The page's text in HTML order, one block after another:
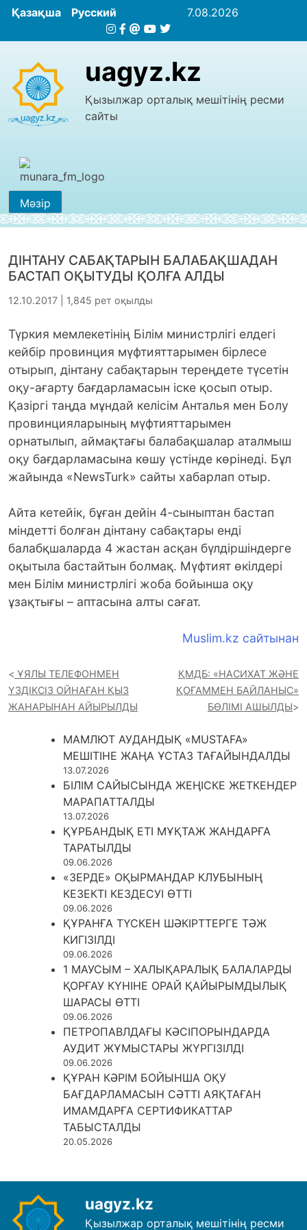
Қазақша Русский 7.08.2026
uagyz.kz
Қызылжар орталық мешітінің ресми
сайты
Мәзір
ДІНТАНУ САБАҚТАРЫН БАЛАБАҚШАДАН
БАСТАП ОҚЫТУДЫ ҚОЛҒА АЛДЫ
12.10.2017 | 1,845 рет оқылды
Түркия мемлекетінің Білім министрлігі елдегі
кейбір провинция мүфтияттарымен бірлесе
отырып, дінтану сабақтарын тереңдете түсетін
оқу-ағарту бағдарламасын іске қосып отыр.
Қазіргі таңда мұндай келісім Анталья мен Болу
провинцияларының мүфтияттарымен
орнатылып, аймақтағы балабақшалар аталмыш
оқу бағдарламасына көшу үстінде көрінеді. Бұл
жайында «NewsTurk» сайты хабарлап отыр.
Айта кетейік, бұған дейін 4-сыныптан бастап
міндетті болған дінтану сабақтары енді
балабқшаларда 4 жастан асқан бүлдіршіндерге
оқытыла бастайтын болмақ. Мүфтият өкілдері
мен Білім министрлігі жоба бойынша оқу
ұзақтығы – аптасына алты сағат.
Muslim.kz сайтынан
ҰЯЛЫ ТЕЛЕФОНМЕН
ҮЗДІКСІЗ ОЙНАҒАН ҚЫЗ
ЖАНАРЫНАН АЙЫРЫЛДЫ
ҚМДБ: «НАСИХАТ ЖӘНЕ
ҚОҒАММЕН БАЙЛАНЫС»
БӨЛІМІ АШЫЛДЫ
МАМЛЮТ АУДАНДЫҚ «MUSTAFA»
МЕШІТІНЕ ЖАҢА ҰСТАЗ ТАҒАЙЫНДАЛДЫ
13.07.2026
БІЛІМ САЙЫСЫНДА ЖЕҢІСКЕ ЖЕТКЕНДЕР
МАРАПАТТАЛДЫ
13.07.2026
ҚҰРБАНДЫҚ ЕТІ МҰҚТАЖ ЖАНДАРҒА
ТАРАТЫЛДЫ
09.06.2026
«ЗЕРДЕ» ОҚЫРМАНДАР КЛУБЫНЫҢ
КЕЗЕКТІ КЕЗДЕСУІ ӨТТІ
09.06.2026
ҚҰРАНҒА ТҮСКЕН ШӘКІРТТЕРГЕ ТӘЖ
КИГІЗІЛДІ
09.06.2026
1 МАУСЫМ – ХАЛЫҚАРАЛЫҚ БАЛАЛАРДЫ
ҚОРҒАУ КҮНІНЕ ОРАЙ ҚАЙЫРЫМДЫЛЫҚ
ШАРАСЫ ӨТТІ
09.06.2026
ПЕТРОПАВЛДАҒЫ КӘСІПОРЫНДАРДА
АУДИТ ЖҰМЫСТАРЫ ЖҮРГІЗІЛДІ
09.06.2026
ҚҰРАН КӘРІМ БОЙЫНША ОҚУ
БАҒДАРЛАМАСЫН СӘТТІ АЯҚТАҒАН
ИМАМДАРҒА СЕРТИФИКАТТАР
ТАБЫСТАЛДЫ
20.05.2026
uagyz.kz
Қызылжар орталық мешітінің ресми